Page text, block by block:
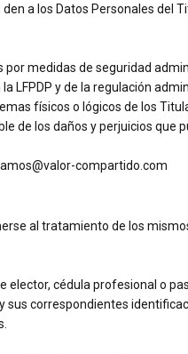
a los Datos Personales del
medidas de seguridad
y de la regulación
físicos o lógicos de los
de los daños y perjuicios que
compartido.com
al tratamiento de los
cédula profesional o
sus correspondientes